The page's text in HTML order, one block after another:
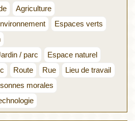
Agriculture
Espaces verts
/ parc
Espace naturel
Route Rue
Lieu de travail
morales